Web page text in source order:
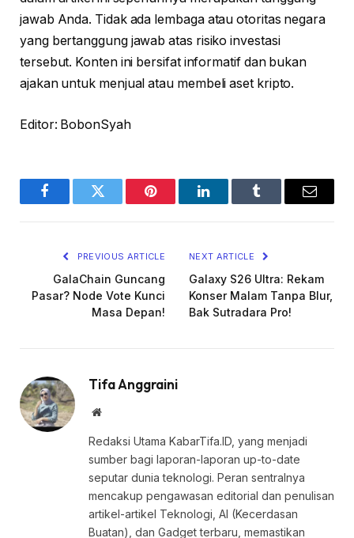
jawab Anda. Tidak ada lembaga atau otoritas negara
yang bertanggung jawab atas risiko investasi
tersebut. Konten ini bersifat informatif dan bukan
ajakan untuk menjual atau membeli aset kripto.
Editor: BobonSyah
FacebookTwitter Pinterest LinkedInTumblr Email
PREVIOUS ARTICLE
GalaChain Guncang
Pasar? Node Vote Kunci
Masa Depan!
NEXT ARTICLE
Galaxy S26 Ultra: Rekam
Konser Malam Tanpa Blur,
Bak Sutradara Pro!
Tifa Anggraini
Website
Redaksi Utama KabarTifa.ID, yang menjadi
sumber bagi laporan-laporan up-to-date
seputar dunia teknologi. Peran sentralnya
mencakup pengawasan editorial dan penulisan
artikel-artikel Teknologi, AI (Kecerdasan
Buatan), dan Gadget terbaru, memastikan